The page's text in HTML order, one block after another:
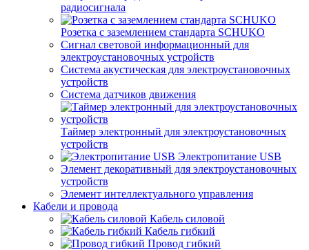
радиосигнала
Розетка с заземлением стандарта SCHUKO
Сигнал световой информационный для
электроустановочных устройств
Система акустическая для электроустановочных
устройств
Система датчиков движения
Таймер электронный для электроустановочных
устройств
Электропитание USB
Элемент декоративный для электроустановочных
устройств
Элемент интеллектуального управления
Кабели и провода
Кабель силовой
Кабель гибкий
Провод гибкий